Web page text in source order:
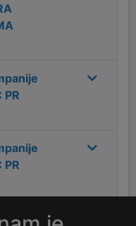
PR
PR